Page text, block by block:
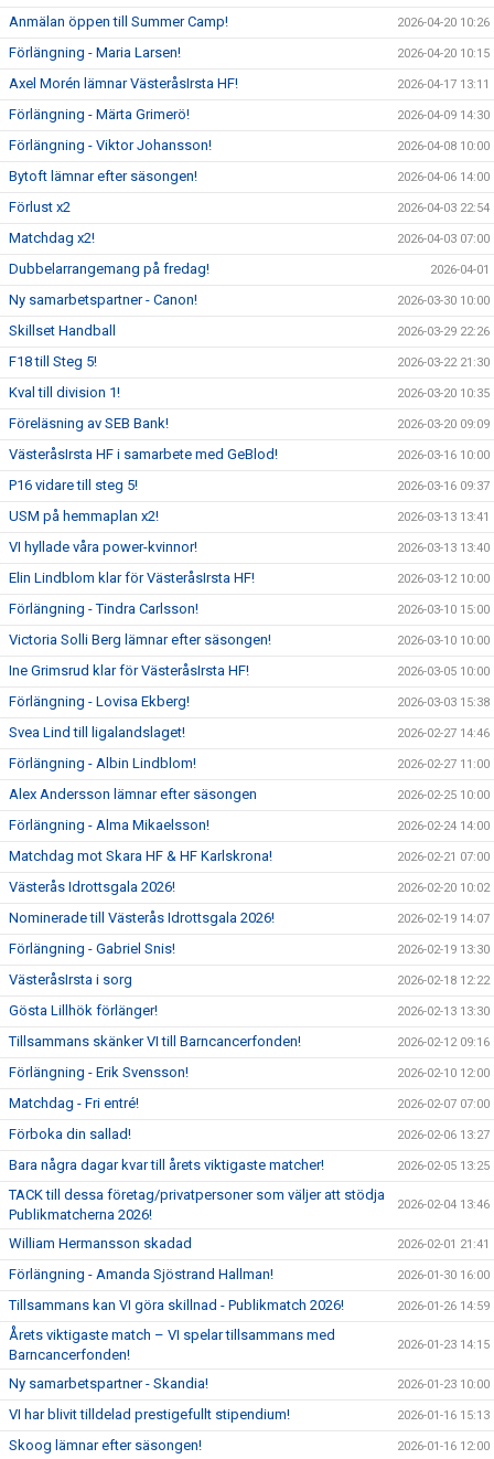
Anmälan öppen till Summer Camp! 2026-04-20 10:26
Förlängning - Maria Larsen! 2026-04-20 10:15
Axel Morén lämnar VästeråsIrsta HF! 2026-04-17 13:11
Förlängning - Märta Grimerö! 2026-04-09 14:30
Förlängning - Viktor Johansson! 2026-04-08 10:00
Bytoft lämnar efter säsongen! 2026-04-06 14:00
Förlust x2 2026-04-03 22:54
Matchdag x2! 2026-04-03 07:00
Dubbelarrangemang på fredag! 2026-04-01
Ny samarbetspartner - Canon! 2026-03-30 10:00
Skillset Handball 2026-03-29 22:26
F18 till Steg 5! 2026-03-22 21:30
Kval till division 1! 2026-03-20 10:35
Föreläsning av SEB Bank! 2026-03-20 09:09
VästeråsIrsta HF i samarbete med GeBlod! 2026-03-16 10:00
P16 vidare till steg 5! 2026-03-16 09:37
USM på hemmaplan x2! 2026-03-13 13:41
VI hyllade våra power-kvinnor! 2026-03-13 13:40
Elin Lindblom klar för VästeråsIrsta HF! 2026-03-12 10:00
Förlängning - Tindra Carlsson! 2026-03-10 15:00
Victoria Solli Berg lämnar efter säsongen! 2026-03-10 10:00
Ine Grimsrud klar för VästeråsIrsta HF! 2026-03-05 10:00
Förlängning - Lovisa Ekberg! 2026-03-03 15:38
Svea Lind till ligalandslaget! 2026-02-27 14:46
Förlängning - Albin Lindblom! 2026-02-27 11:00
Alex Andersson lämnar efter säsongen 2026-02-25 10:00
Förlängning - Alma Mikaelsson! 2026-02-24 14:00
Matchdag mot Skara HF & HF Karlskrona! 2026-02-21 07:00
Västerås Idrottsgala 2026! 2026-02-20 10:02
Nominerade till Västerås Idrottsgala 2026! 2026-02-19 14:07
Förlängning - Gabriel Snis! 2026-02-19 13:30
VästeråsIrsta i sorg 2026-02-18 12:22
Gösta Lillhök förlänger! 2026-02-13 13:30
Tillsammans skänker VI till Barncancerfonden! 2026-02-12 09:16
Förlängning - Erik Svensson! 2026-02-10 12:00
Matchdag - Fri entré! 2026-02-07 07:00
Förboka din sallad! 2026-02-06 13:27
Bara några dagar kvar till årets viktigaste matcher! 2026-02-05 13:25
TACK till dessa företag/privatpersoner som väljer att stödja
Publikmatcherna 2026!
2026-02-04 13:46
William Hermansson skadad 2026-02-01 21:41
Förlängning - Amanda Sjöstrand Hallman! 2026-01-30 16:00
Tillsammans kan VI göra skillnad - Publikmatch 2026! 2026-01-26 14:59
Årets viktigaste match – VI spelar tillsammans med
Barncancerfonden!
2026-01-23 14:15
Ny samarbetspartner - Skandia! 2026-01-23 10:00
VI har blivit tilldelad prestigefullt stipendium! 2026-01-16 15:13
Skoog lämnar efter säsongen! 2026-01-16 12:00